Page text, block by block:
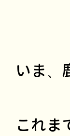
いま、
これま